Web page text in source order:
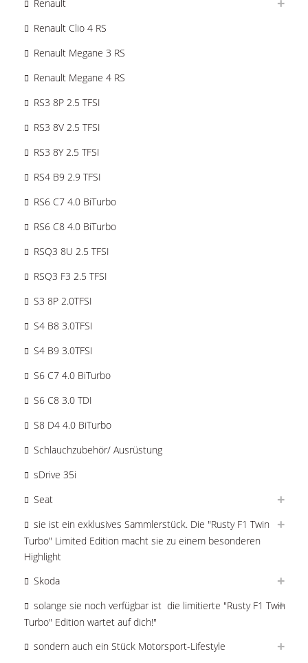
Renault
Renault Clio 4 RS
Renault Megane 3 RS
Renault Megane 4 RS
RS3 8P 2.5 TFSI
RS3 8V 2.5 TFSI
RS3 8Y 2.5 TFSI
RS4 B9 2.9 TFSI
RS6 C7 4.0 BiTurbo
RS6 C8 4.0 BiTurbo
RSQ3 8U 2.5 TFSI
RSQ3 F3 2.5 TFSI
S3 8P 2.0TFSI
S4 B8 3.0TFSI
S4 B9 3.0TFSI
S6 C7 4.0 BiTurbo
S6 C8 3.0 TDI
S8 D4 4.0 BiTurbo
Schlauchzubehör/ Ausrüstung
sDrive 35i
Seat
sie ist ein exklusives Sammlerstück. Die "Rusty F1 Twin
Turbo" Limited Edition macht sie zu einem besonderen
Highlight
Skoda
solange sie noch verfügbar ist  die limitierte "Rusty F1 Twin
Turbo" Edition wartet auf dich!"
sondern auch ein Stück Motorsport-Lifestyle